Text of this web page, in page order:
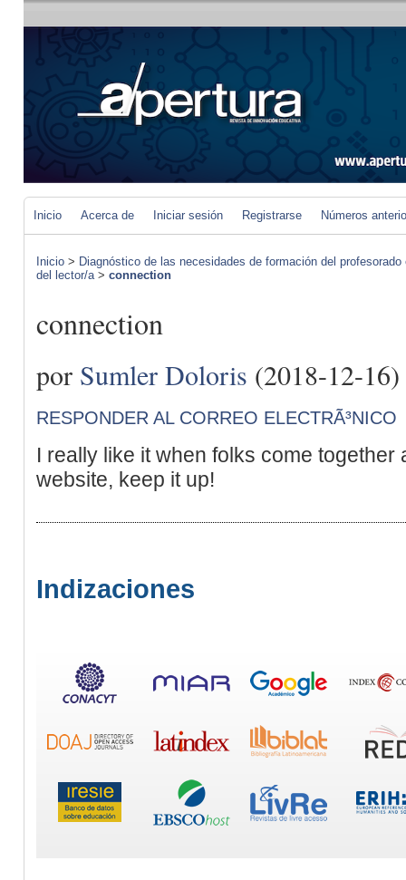
Inicio Acerca de Iniciar sesión Registrarse Números
Inicio > Diagnóstico de las necesidades de formación del
del lector/a> connection
connection
por Sumler Doloris (2018-12-16)
RESPONDER AL CORREO ELECTRÃ³NICO
I really like it when folks come
website, keep it up!
Indizaciones